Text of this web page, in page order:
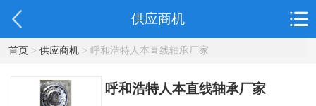
供应商机
首页> 供应商机> 呼和浩特人本直线轴承厂家
呼和浩特人本直线轴承厂家